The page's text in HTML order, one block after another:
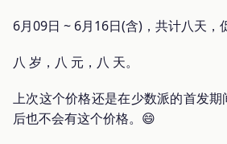
6月09日 ~ 6月16日(含)，共计八天，
八 岁，八 元，八 天。
上次这个价格还是在少数派的首发
后也不会有这个价格。😄